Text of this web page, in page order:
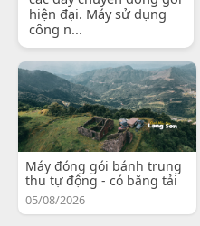
hiện đại. Máy sử dụng
công n...
Máy đóng gói bánh trung
thu tự động - có băng tải
05/08/2026